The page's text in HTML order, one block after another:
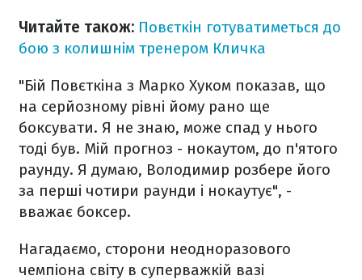
Читайте також: Повєткін готуватиметься до
бою з колишнім тренером Кличка
"Бій Повєткіна з Марко Хуком показав, що
на серйозному рівні йому рано ще
боксувати. Я не знаю, може спад у нього
тоді був. Мій прогноз - нокаутом, до п'ятого
раунду. Я думаю, Володимир розбере його
за перші чотири раунди і нокаутує", -
вважає боксер.
Нагадаємо, сторони неодноразового
чемпіона світу в суперважкій вазі